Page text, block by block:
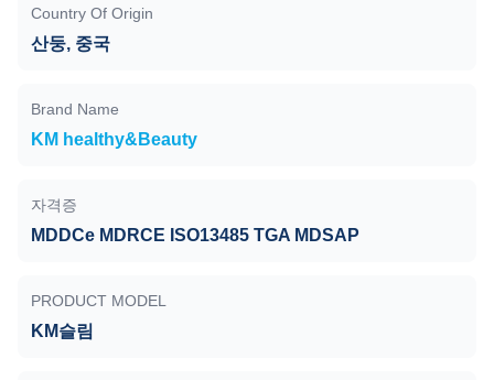
Country Of Origin
산둥, 중국
Brand Name
KM healthy&Beauty
자격증
MDDCe MDRCE ISO13485 TGA MDSAP
PRODUCT MODEL
KM슬림